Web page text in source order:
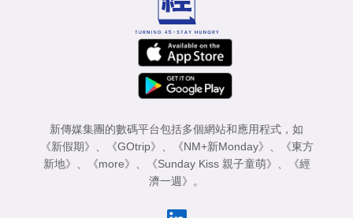
新傳媒集團的數碼平台包括多個網站和應用程式，如
《新假期》
《GOtrip》 《NM+新Monday》
《東方
新地》
《more》 《Sunday Kiss 親子童萌》
《經
濟一週》
。